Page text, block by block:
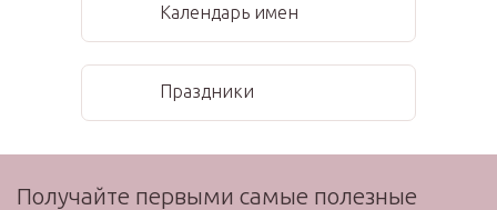
Календарь имен
Праздники
Получайте первыми самые полезные